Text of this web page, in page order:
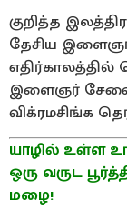
குறித்த
தேசிய
எதிர்காலத்தில்
இளைஞர்
விக்ரமசிங்க
யாழில் உள்ள
ஒரு வருட
மழை!